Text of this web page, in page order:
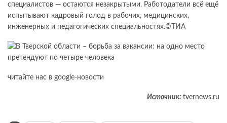
специалистов — остаются незакрытыми. Работодатели всё ещё
испытывают кадровый голод в рабочих, медицинских,
инженерных и педагогических специальностях.©ТИА
читайте нас в google-новости
Источник: tvernews.ru